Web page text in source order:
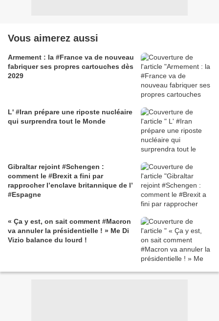
Vous aimerez aussi
Armement : la #France va de nouveau
fabriquer ses propres cartouches dès
2029
L' #Iran prépare une riposte nucléaire
qui surprendra tout le Monde
Gibraltar rejoint #Schengen :
comment le #Brexit a fini par
rapprocher l’enclave britannique de l’
#Espagne
« Ça y est, on sait comment #Macron
va annuler la présidentielle ! » Me Di
Vizio balance du lourd !